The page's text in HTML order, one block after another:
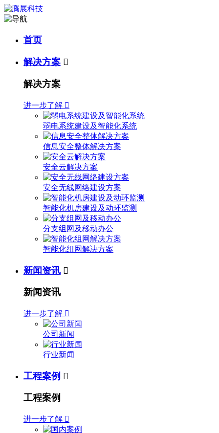
首页
解决方案 
解决方案
进一步了解 
弱电系统建设及智能化系统
信息安全整体解决方案
安全云解决方案
安全无线网络建设方案
智能化机房建设及动环监测
分支组网及移动办公
智能化组网解决方案
新闻资讯 
新闻资讯
进一步了解 
公司新闻
行业新闻
工程案例 
工程案例
进一步了解 